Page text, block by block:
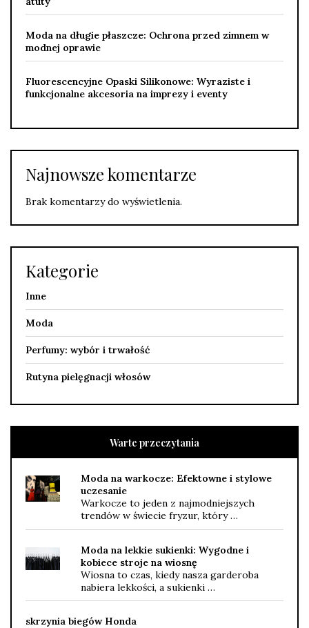
Moda na długie płaszcze: Ochrona przed zimnem w
modnej oprawie
Fluorescencyjne Opaski Silikonowe: Wyraziste i
funkcjonalne akcesoria na imprezy i eventy
Najnowsze komentarze
Brak komentarzy do wyświetlenia.
Kategorie
Inne
Moda
Perfumy: wybór i trwałość
Rutyna pielęgnacji włosów
Warte przeczytania
Moda na warkocze: Efektowne i stylowe
uczesanie
Warkocze to jeden z najmodniejszych
trendów w świecie fryzur, który …
Moda na lekkie sukienki: Wygodne i
kobiece stroje na wiosnę
Wiosna to czas, kiedy nasza garderoba
nabiera lekkości, a sukienki …
skrzynia biegów Honda